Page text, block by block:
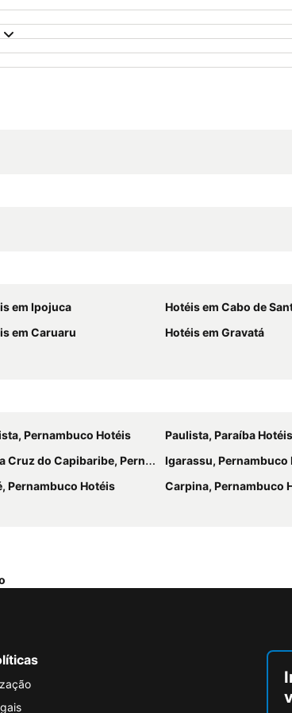
em Ipojuca
Hotéis em Cabo de Santo
em Caruaru
Hotéis em Gravatá
Pernambuco Hotéis
Paulista, Paraíba Hotéis
do Capibaribe, Pernambuco Hotéis
Igarassu, Pernambuco
Pernambuco Hotéis
Carpina, Pernambuco